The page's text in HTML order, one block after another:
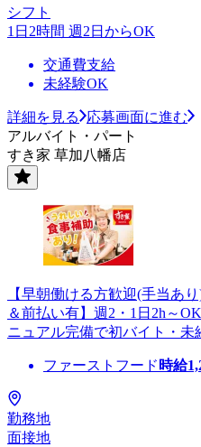
シフト
1日2時間 週2日からOK
交通費支給
未経験OK
詳細を見る
応募画面に進む
アルバイト・パート
すき家 草加八幡店
【早朝働ける方歓迎(手当
＆前払い有】週2・1日2h～
ニュアル完備で初バイト・未
ファーストフード 時給
勤務地
面接地